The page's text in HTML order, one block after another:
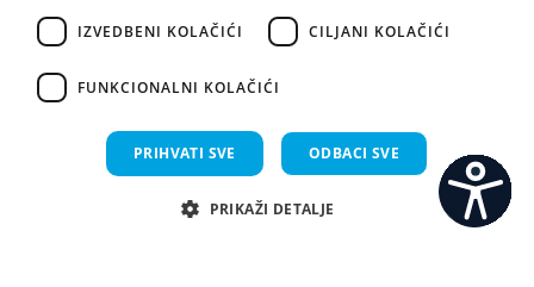
LINKOVI
Uvjeti korištenja
IZVEDBENI KOLAČIĆI CILJANI KOLAČIĆI
FUNKCIONALNI KOLAČIĆI
PRIHVATI SVE ODBACI SVE
PRIKAŽI DETALJE